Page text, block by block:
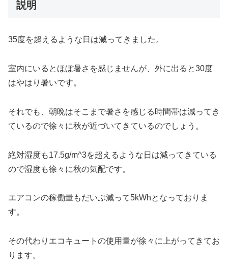
説明
35度を超えるような日は減ってきました。
室内にいるとほぼ暑さを感じませんが、外に出ると30度
はやはり暑いです。
それでも、朝晩はそこまで暑さを感じる時間帯は減ってき
ているので徐々に秋が近づいてきているのでしょう。
絶対湿度も17.5g/m^3を超えるような日は減ってきている
ので湿度も徐々に秋の気配です。
エアコンの稼働量もだいぶ減って5kWhとなっておりま
す。
その代わりエコキュートの使用量が徐々に上がってきてお
ります。